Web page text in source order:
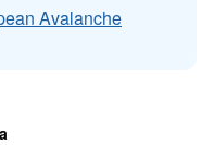
Avalanche